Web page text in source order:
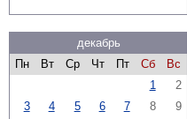
декабрь
Пн
Вт Ср Чт Пт Сб
Вс
1
2
3
4 5 6 7 8
9